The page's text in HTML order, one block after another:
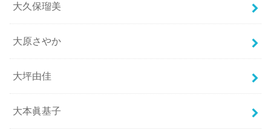
大久保瑠美
大原さやか
大坪由佳
大本眞基子